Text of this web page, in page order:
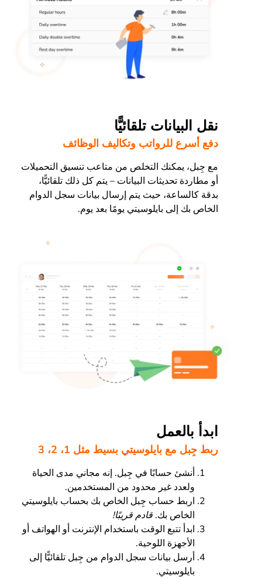
نقل البيانات تلقائيًّا
دفع أسرع للرواتب وتكاليف الوظائف
مع جِبل، يمكنك التخلص من متاعب تنسيق التحميلات
أو مطاردة تحديثات البيانات – يتم كل ذلك تلقائيًّا،
بدقة كالساعة، حيث يتم إرسال بيانات سجل الدوام
الخاص بك إلى بايلوسيتي يومًا بعد يوم.
ابدأ بالعمل
ربط جِبل مع بايلوسيتي بسيط مثل 1، 2، 3
أنشئ حسابًا في جِبل. إنه مجاني مدى الحياة
ولعدد غير محدود من المستخدمين.
اربط حساب جِبل الخاص بك بحساب بايلوسيتي
الخاص بك. قادم قريبًا!
ابدأ تتبع الوقت باستخدام الإنترنت أو الهواتف أو
الأجهزة اللوحية.
أرسل بيانات سجل الدوام من جِبل تلقائيًّا إلى
بايلوسيتي.